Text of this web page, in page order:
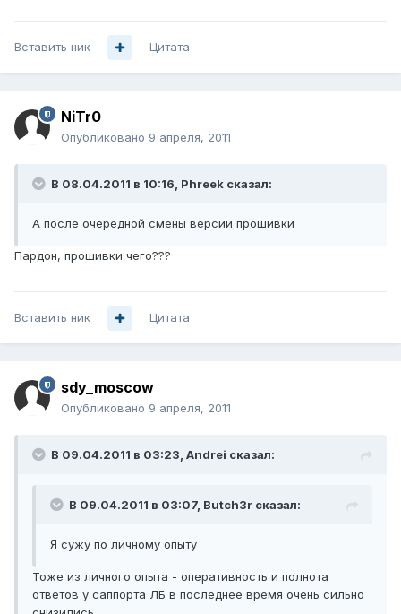
Вставить ник Цитата
NiTr0
Опубликовано 9 апреля, 2011
В 08.04.2011 в 10:16, Phreek сказал:
А после очередной смены версии прошивки
Пардон, прошивки чего???
Вставить ник Цитата
sdy_moscow
Опубликовано 9 апреля, 2011
В 09.04.2011 в 03:23, Andrei сказал:
В 09.04.2011 в 03:07, Butch3r сказал:
Я сужу по личному опыту
Тоже из личного опыта - оперативность и полнота
ответов у саппорта ЛБ в последнее время очень сильно